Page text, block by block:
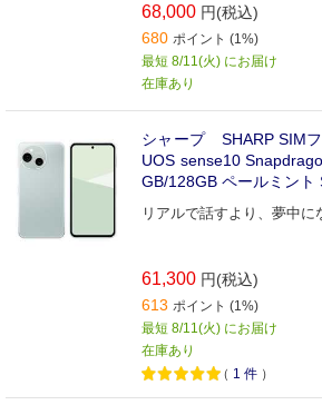
68,000 円(税込)
680 ポイント (1%)
最短 8/11(火) にお届け
在庫あり
シャープ SHARP SIM
UOS sense10
GB/128GB ペールミント
リアルで話すより、夢中に
61,300 円(税込)
613 ポイント (1%)
最短 8/11(火) にお届け
在庫あり
（ 1 件 ）